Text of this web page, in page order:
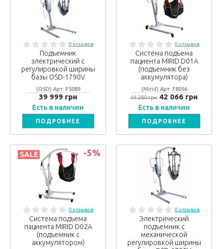
0 отзывов
Подъемник
электрический с
регулировкой ширины
базы OSD-1790V
(OSD) Арт: F5089
39 999 грн
Есть в наличии
ПОДРОБНЕЕ
0 отзывов
Система подъема
пациента MIRID D01A
(подъемник без
аккумулятора)
(Mirid) Арт: F8056
44 280 грн 42 066 грн
Есть в наличии
ПОДРОБНЕЕ
-5%
0 отзывов
Система подъема
пациента MIRID D02A
(подъемник с
аккумулятором)
0 отзывов
Электрический
подъемник с
механической
регулировкой ширины